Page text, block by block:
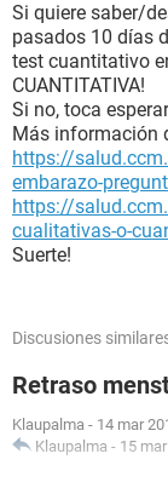
Si quiere saber/
pasados 10 días
test cuantitativo
CUANTITATIVA!
Si no, toca
Más información
https://
embarazo-
https://
cualitativas-o-
Suerte!
Discusiones
Retraso
Klaupalma - 14 mar
Klaupalma - 15